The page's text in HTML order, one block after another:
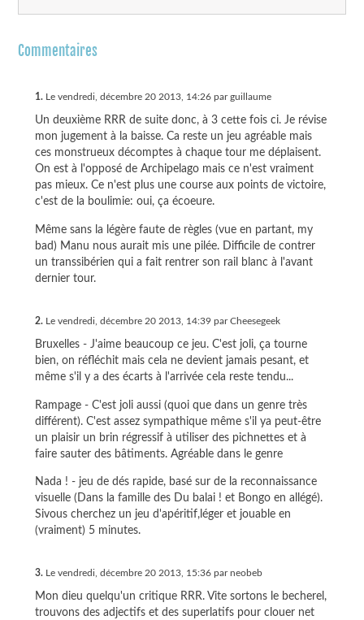
Commentaires
1.Le vendredi, décembre 20 2013, 14:26 par guillaume
Un deuxième RRR de suite donc, à 3 cette fois ci. Je révise
mon jugement à la baisse. Ca reste un jeu agréable mais
ces monstrueux décomptes à chaque tour me déplaisent.
On est à l'opposé de Archipelago mais ce n'est vraiment
pas mieux. Ce n'est plus une course aux points de victoire,
c'est de la boulimie: oui, ça écoeure.
Même sans la légère faute de règles (vue en partant, my
bad) Manu nous aurait mis une pilée. Difficile de contrer
un transsibérien qui a fait rentrer son rail blanc à l'avant
dernier tour.
2.Le vendredi, décembre 20 2013, 14:39 par Cheesegeek
Bruxelles - J'aime beaucoup ce jeu. C'est joli, ça tourne
bien, on réfléchit mais cela ne devient jamais pesant, et
même s'il y a des écarts à l'arrivée cela reste tendu...
Rampage - C'est joli aussi (quoi que dans un genre très
différent). C'est assez sympathique même s'il ya peut-être
un plaisir un brin régressif à utiliser des pichnettes et à
faire sauter des bâtiments. Agréable dans le genre
Nada ! - jeu de dés rapide, basé sur de la reconnaissance
visuelle (Dans la famille des Du balai ! et Bongo en allégé).
Sivous cherchez un jeu d'apéritif,léger et jouable en
(vraiment) 5 minutes.
3.Le vendredi, décembre 20 2013, 15:36 par neobeb
Mon dieu quelqu'un critique RRR. Vite sortons le becherel,
trouvons des adjectifs et des superlatifs pour clouer net